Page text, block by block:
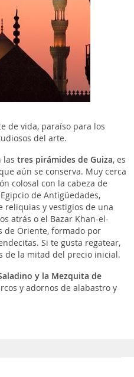
de vida, paraíso para los
del arte.
las tres pirámides de Guiza, es
aún se conserva. Muy cerca
colosal con la cabeza de
de Antigüedades,
reliquias y vestigios de una
atrás o el Bazar Khan-el-
de Oriente, formado por
Si te gusta regatear,
de la mitad del precio inicial.
y la Mezquita de
y adornos de alabastro y